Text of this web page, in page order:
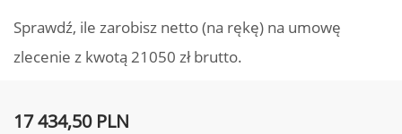
Sprawdź, ile zarobisz netto (na rękę) na umowę
zlecenie z kwotą 21050 zł brutto.
17 434,50 PLN